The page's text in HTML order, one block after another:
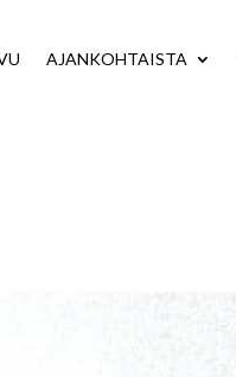
AJANKOHTAISTA